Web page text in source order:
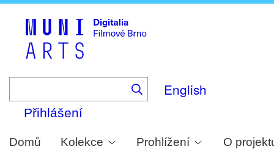
English
Přihlášení
Domů Kolekce Prohlížení O